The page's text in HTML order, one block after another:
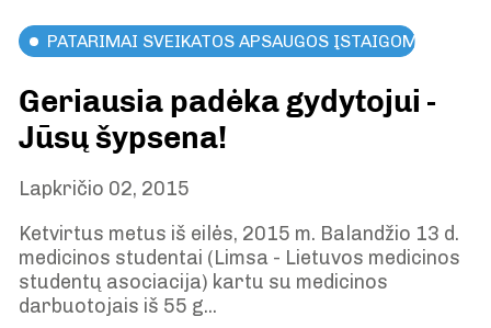
PATARIMAI SVEIKATOS APSAUGOS ĮSTAIGOMS
Geriausia padėka gydytojui -
Jūsų šypsena!
Lapkričio 02, 2015
Ketvirtus metus iš eilės, 2015 m. Balandžio 13 d.
medicinos studentai (Limsa - Lietuvos medicinos
studentų asociacija) kartu su medicinos
darbuotojais iš 55 g...